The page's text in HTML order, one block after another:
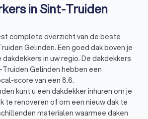
in Sint-Truiden
complete overzicht van de beste
Gelinden. Een goed dak boven je
in uw regio. De dakdekkers
Gelinden hebben een
score van een 8.6.
kunt u een dakdekker inhuren om je
te renoveren of om een nieuw dak te
materialen waarmee daken